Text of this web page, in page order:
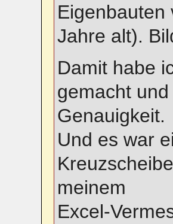
Eigenbauten
Jahre alt).
Damit habe
gemacht
Genauigkeit.
Und es war
meinem
Excel-